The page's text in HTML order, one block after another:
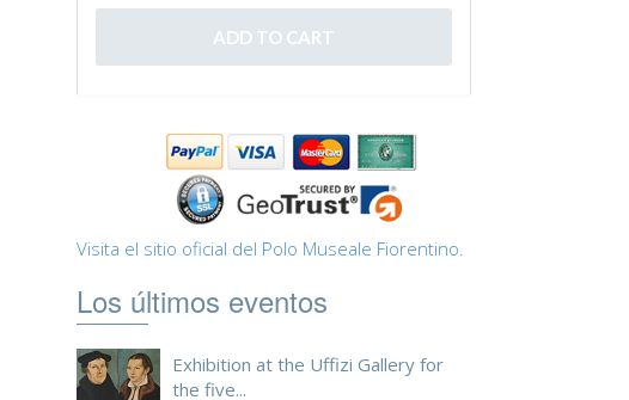
Visita el sitio oficial del Polo Museale Fiorentino.
Los últimos eventos
Exhibition at the Uffizi Gallery for
the five...